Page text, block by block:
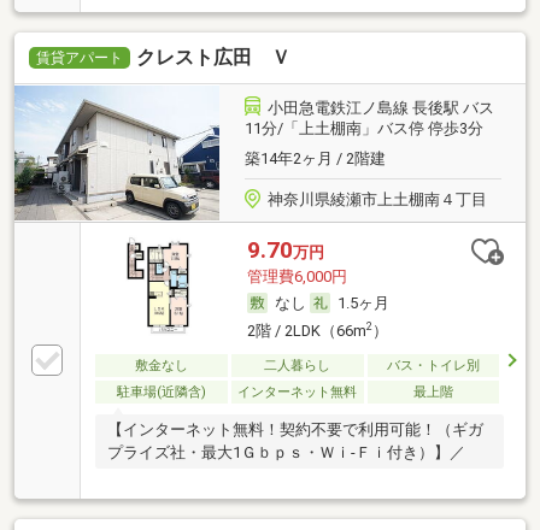
賃貸アパート クレスト広田 Ｖ
小田急電鉄江ノ島線 長後駅 バス
11分/「上土棚南」バス停 停歩3分
築14年2ヶ月 / 2階建
神奈川県綾瀬市上土棚南４丁目
9.70万円
管理費6,000円
なし
1.5ヶ月
2階 / 2LDK（66m2）
敷金なし 二人暮らし
バス・トイレ別
駐車場(近隣含)
インターネット無料 最上階
【インターネット無料！契約不要で利用可能！（ギガ
プライズ社・最大1Ｇｂｐｓ・Ｗｉ‐Ｆｉ付き）】／